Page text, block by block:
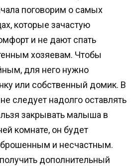
поговорим о самых
которые зачастую
и не дают спать
хозяевам. Чтобы
для него нужно
или собственный домик. В
следует надолго оставлять
закрывать малыша в
комнате, он будет
брошенным и несчастным.
дополнительный